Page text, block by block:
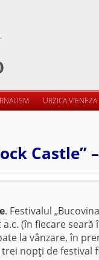
URZICA VIENEZA
Castle”
. Festivalul
(în fiecare seară
la vânzare, în
nopţi de festival